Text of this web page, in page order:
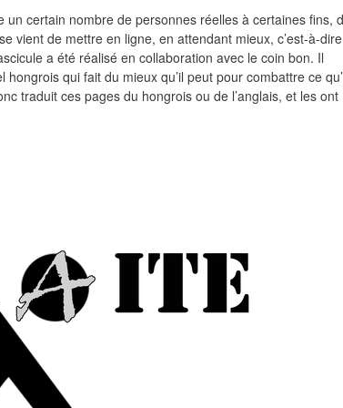
certain nombre de personnes réelles à certaines fins,
vient de mettre en ligne, en attendant mieux, c’est-à-
a été réalisé en collaboration avec le coin bon. Il
qui fait du mieux qu’il peut pour combattre ce
traduit ces pages du hongrois ou de l’anglais, et les ont